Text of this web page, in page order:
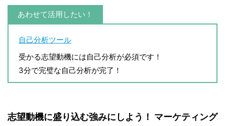
あわせて活用したい！
自己分析ツール
受かる志望動機には自己分析が必須です！
3分で完璧な自己分析が完了！
志望動機に盛り込む強みにしよう！ マーケティング